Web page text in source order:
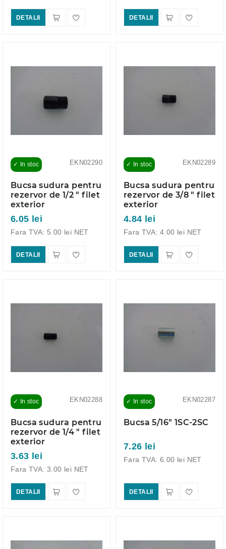
DETALII DETALII
EKN02290
✓ In stoc
Bucsa sudura pentru
rezervor de 1/2 " filet
exterior
6.05 lei
Fara TVA: 5.00 lei NET
DETALII
EKN02289
✓ In stoc
Bucsa sudura pentru
rezervor de 3/8 " filet
exterior
4.84 lei
Fara TVA: 4.00 lei NET
DETALII
EKN02288
✓ In stoc
Bucsa sudura pentru
rezervor de 1/4 " filet
exterior
3.63 lei
Fara TVA: 3.00 lei NET
DETALII
EKN02287
✓ In stoc
Bucsa 5/16" 1SC-2SC
7.26 lei
Fara TVA: 6.00 lei NET
DETALII